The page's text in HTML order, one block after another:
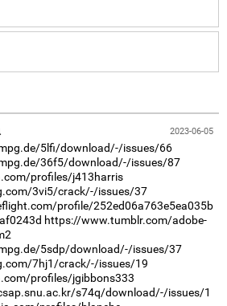
2023-06-05
5lfi/download/-/issues/66
36f5/download/-/issues/87
profiles/j413harris
3vi5/crack/-/issues/37
profile/252ed06a763e5ea035b
https://www.tumblr.com/adobe-
5sdp/download/-/issues/37
7hj1/crack/-/issues/19
profiles/jgibbons333
s74q/download/-/issues/1